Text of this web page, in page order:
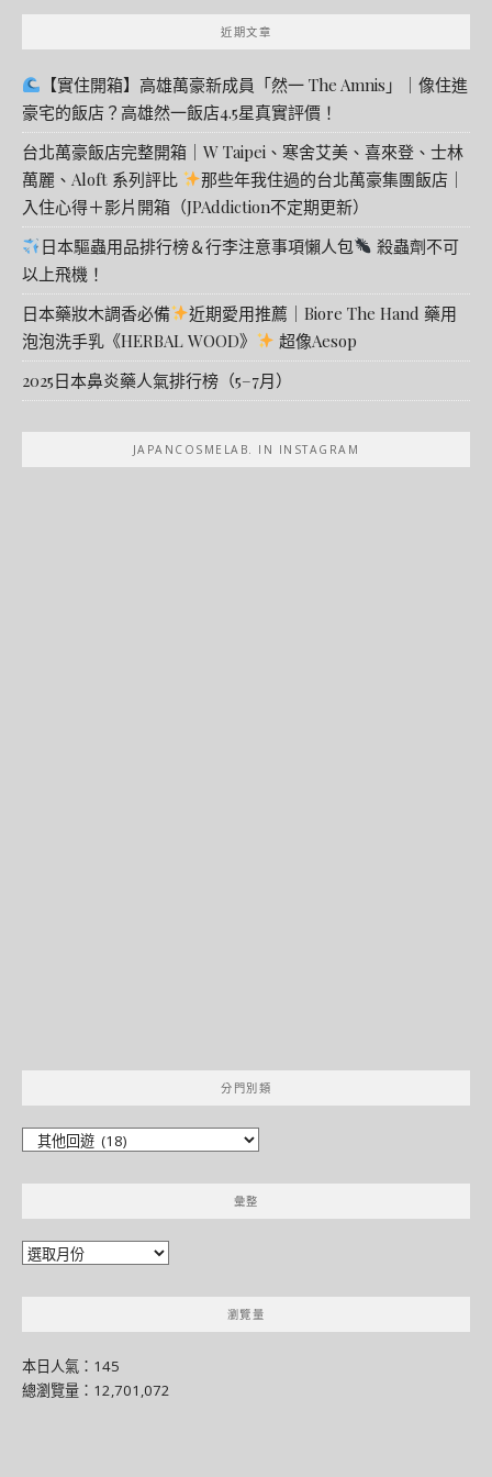
近期文章
【實住開箱】高雄萬豪新成員「然一 The Amnis」｜像住進
豪宅的飯店？高雄然一飯店4.5星真實評價！
台北萬豪飯店完整開箱｜W Taipei、寒舍艾美、喜來登、士林
萬麗、Aloft 系列評比
那些年我住過的台北萬豪集團飯店｜
入住心得＋影片開箱（JPAddiction不定期更新）
日本驅蟲用品排行榜＆行李注意事項懶人包
殺蟲劑不可
以上飛機！
日本藥妝木調香必備
近期愛用推薦｜Biore The Hand 藥用
泡泡洗手乳《HERBAL WOOD》
超像Aesop
2025日本鼻炎藥人氣排行榜（5–7月）
JAPANCOSMELAB. IN INSTAGRAM
分門別類
別
彙整
彙
瀏覽量
本日人氣：145
總瀏覽量：12,701,072